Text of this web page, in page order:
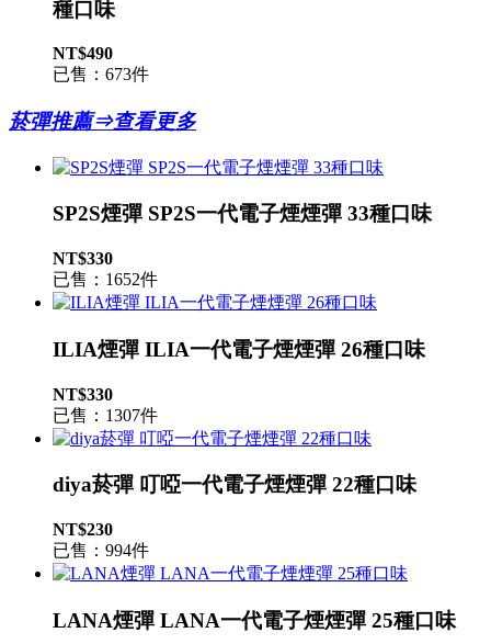
種口味
NT$490
已售：673件
菸彈推薦⇒查看更多
SP2S煙彈 SP2S一代電子煙煙彈 33種口味
NT$330
已售：1652件
ILIA煙彈 ILIA一代電子煙煙彈 26種口味
NT$330
已售：1307件
diya菸彈 叮啞一代電子煙煙彈 22種口味
NT$230
已售：994件
LANA煙彈 LANA一代電子煙煙彈 25種口味